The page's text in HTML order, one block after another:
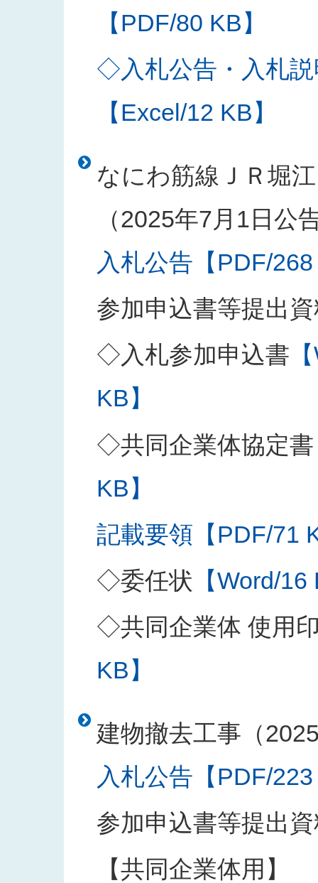
【PDF/80 KB】
◇入札公告・入札
【Excel/12 KB】
なにわ筋線ＪＲ堀
（2025年7月1日公
入札公告【PDF/
参加申込書等提出
◇入札参加申込書
KB】
◇共同企業体協定書
KB】
記載要領【PDF/71
◇委任状 【Word/
◇共同企業体 使用
KB】
建物撤去工事（
入札公告【PDF/
参加申込書等提出
【共同企業体用】